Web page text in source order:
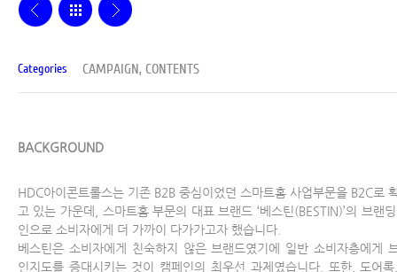
Categories CAMPAIGN, CONTENTS
BACKGROUND
HDC아이콘트롤스는 기존 B2B 중심이었던 스마트홈 사업부문을 B2C로
고 있는 가운데, 스마트홈 부문의 대표 브랜드 ‘베스틴(BESTIN)’의 브랜
인으로 소비자에게 더 가까이 다가가고자 했습니다.
베스틴은 소비자에게 친숙하지 않은 브랜드였기에 일반 소비자층에게
인지도를 증대시키는 것이 캠페인의 최우선 과제였습니다. 또한, 도어